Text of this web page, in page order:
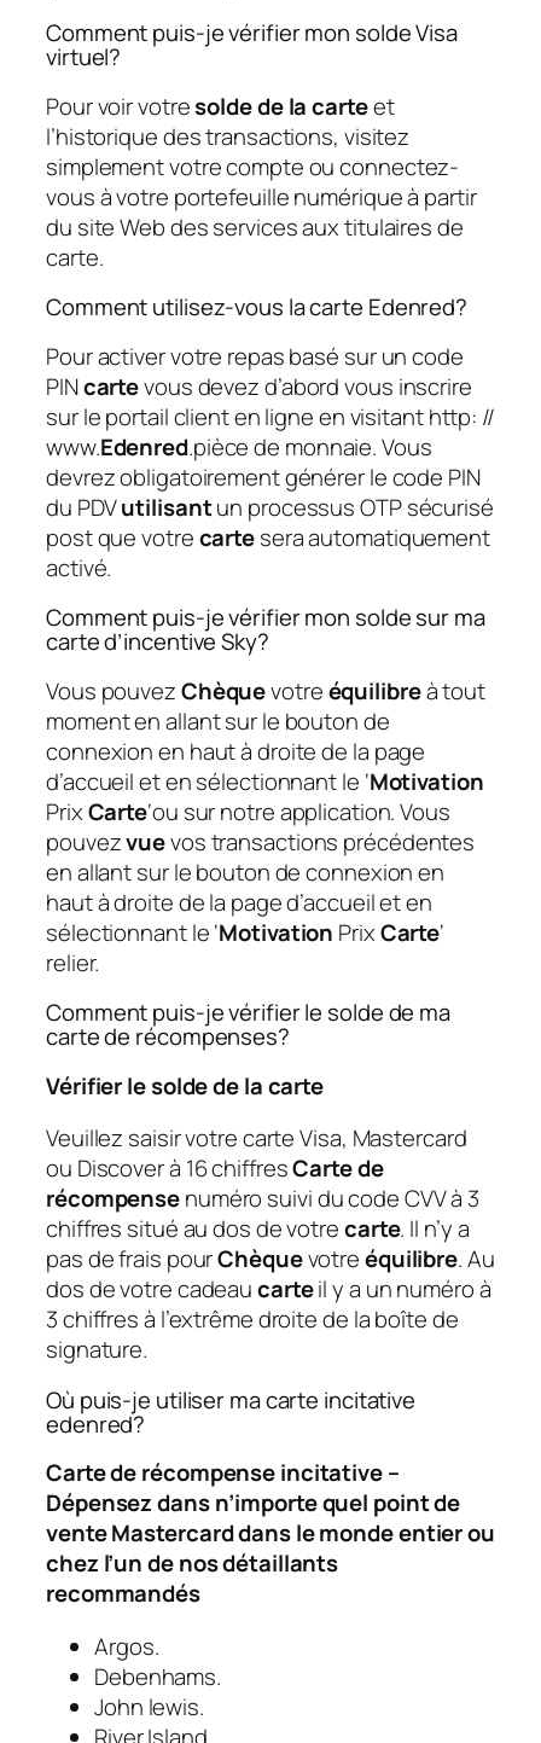
Comment puis-je vérifier mon solde Visa
virtuel?
Pour voir votresolde de la carteet
l’historique des transactions, visitez
simplement votre compte ou connectez-
vous à votre portefeuille numérique à partir
du site Web des services aux titulaires de
carte.
Comment utilisez-vous la carte Edenred?
Pour activer votre repas basé sur un code
PINcartevous devez d’abord vous inscrire
sur le portail client en ligne en visitant http: //
www.Edenred.pièce de monnaie. Vous
devrez obligatoirement générer le code PIN
du PDVutilisantun processus OTP sécurisé
post que votrecartesera automatiquement
activé.
Comment puis-je vérifier mon solde sur ma
carte d’incentive Sky?
Vous pouvezChèquevotreéquilibreà tout
moment en allant sur le bouton de
connexion en haut à droite de la page
d’accueil et en sélectionnant le ‘Motivation
PrixCarte‘ou sur notre application. Vous
pouvezvuevos transactions précédentes
en allant sur le bouton de connexion en
haut à droite de la page d’accueil et en
sélectionnant le ‘Motivation PrixCarte‘
relier.
Comment puis-je vérifier le solde de ma
carte de récompenses?
Vérifier le solde de la carte
Veuillez saisir votre carte Visa, Mastercard
ou Discover à 16 chiffresCarte de
récompensenuméro suivi du code CVV à 3
chiffres situé au dos de votrecarte. Il n’y a
pas de frais pourChèquevotreéquilibre. Au
dos de votre cadeaucarteil y a un numéro à
3 chiffres à l’extrême droite de la boîte de
signature.
Où puis-je utiliser ma carte incitative
edenred?
Carte de récompense incitative –
Dépensez dans n’importe quel point de
vente Mastercard dans le monde entier ou
chez l’un de nos détaillants
recommandés
Argos.
Debenhams.
John lewis.